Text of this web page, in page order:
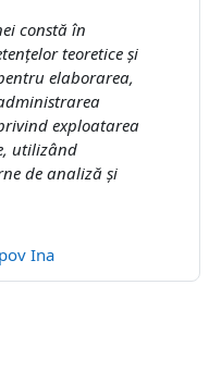
constă în
teoretice și
elaborarea,
exploatarea
utilizând
de analiză și
Ina